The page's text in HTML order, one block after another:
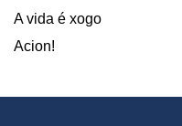
A vida é xogo
Acion!